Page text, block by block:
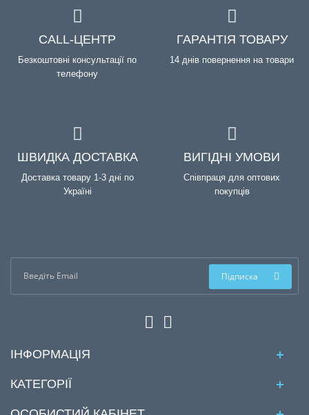
CALL-ЦЕНТР
Безкоштовні консультації по
телефону
ГАРАНТІЯ ТОВАРУ
14 днів повернення на товари
ШВИДКА ДОСТАВКА
Доставка товару 1-3 дні по
Україні
ВИГІДНІ УМОВИ
Співпраця для оптових
покупців
Підписка
ІНФОРМАЦІЯ
КАТЕГОРІЇ